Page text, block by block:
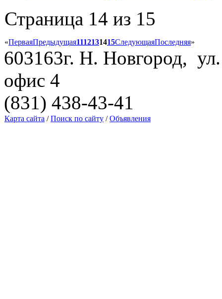
Страница 14 из 15
«ПерваяПредыдущая1112131415СледующаяПоследняя»
603163г. Н. Новгород,
офис 4
(831) 438-43-41
Карта сайта / Поиск по сайту / Объявления